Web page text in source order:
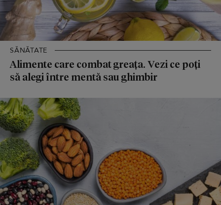
SĂNĂTATE
Alimente care combat greața. Vezi ce poți
să alegi între mentă sau ghimbir